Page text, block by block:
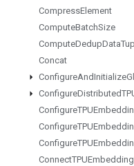
CompressElement
ComputeBatchSize
ComputeDedupData
Concat
ConfigureAndInitialize
ConfigureDistributed
Configure
Configure
Configure
ConnectTPUEmbedding